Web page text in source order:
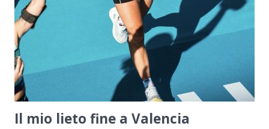
Il mio lieto fine a Valencia